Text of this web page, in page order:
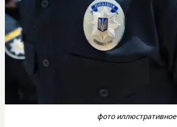
фото иллюстративное